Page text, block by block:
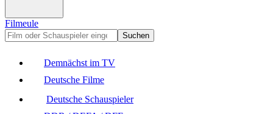
Filmeule
Suchen
Demnächst im TV
Deutsche Filme
Deutsche Schauspieler